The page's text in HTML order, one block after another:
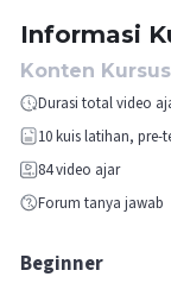
Informasi
Beginner
Konten Kursus
Durasi total video
10kuis latihan, pre-
84video ajar
Forum tanya jawab